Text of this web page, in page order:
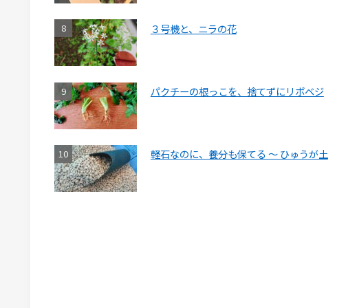
３号機と、ニラの花
パクチーの根っこを、捨てずにリボベジ
軽石なのに、養分も保てる ～ ひゅうが土